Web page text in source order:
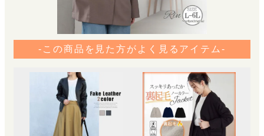
-この商品を見た方がよく見るアイテム-